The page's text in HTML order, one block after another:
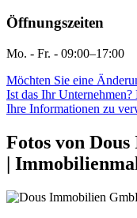
Öffnungszeiten
Mo. - Fr. - 09:00–17:00
Möchten Sie eine
Ist das Ihr
Ihre Informationen zu
Fotos von
|